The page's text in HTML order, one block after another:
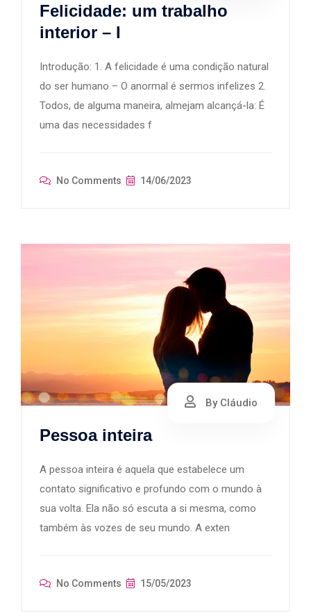
Felicidade: um trabalho
interior – I
Introdução: 1. A felicidade é uma condição natural
do ser humano – O anormal é sermos infelizes 2.
Todos, de alguma maneira, almejam alcançá-la: É
uma das necessidades f
No Comments 14/06/2023
By Cláudio
Pessoa inteira
A pessoa inteira é aquela que estabelece um
contato significativo e profundo com o mundo à
sua volta. Ela não só escuta a si mesma, como
também às vozes de seu mundo. A exten
No Comments 15/05/2023